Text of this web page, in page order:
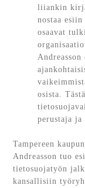
liiankin
nostaa
osaavat
osista.
perustaja
Tampereen
Andreasson tuo
tietosuojatyön
kansallisiin